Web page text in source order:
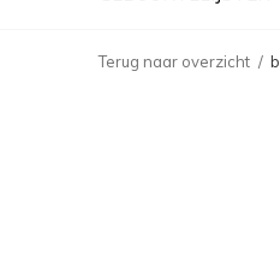
Terug naar overzicht